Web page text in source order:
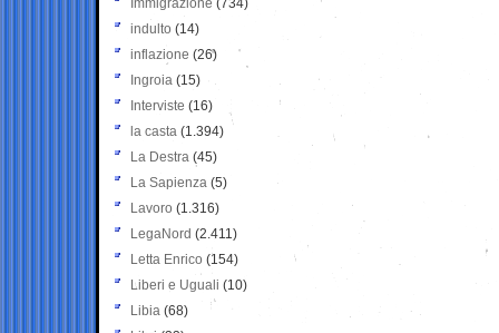
Immigrazione (734)
indulto (14)
inflazione (26)
Ingroia (15)
Interviste (16)
la casta (1.394)
La Destra (45)
La Sapienza (5)
Lavoro (1.316)
LegaNord (2.411)
Letta Enrico (154)
Liberi e Uguali (10)
Libia (68)